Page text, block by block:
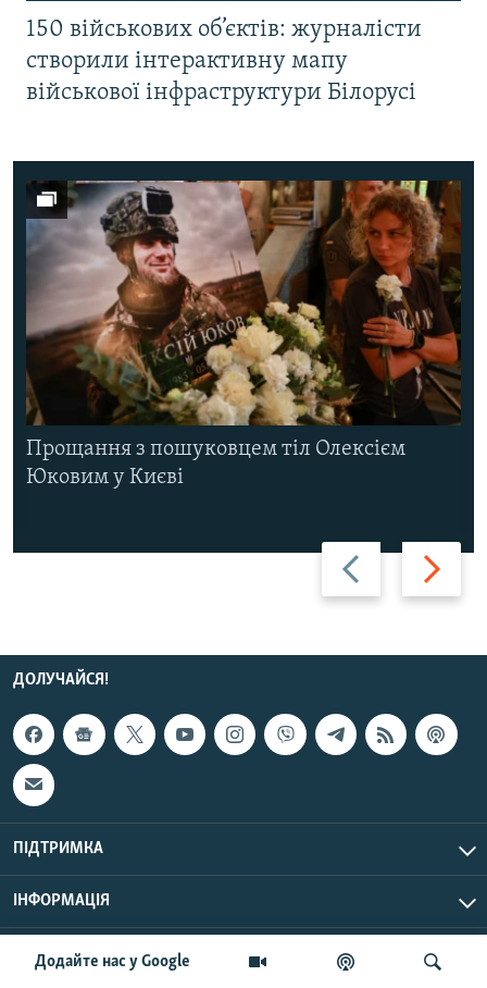
Додайте нас у Google
150 військових об’єктів: журналісти
створили інтерактивну мапу
військової інфраструктури Білорусі
Назад Вперед
Прощання з пошуковцем тіл Олексієм
Юковим у Києві
ДОЛУЧАЙСЯ!
ПІДТРИМКА
ІНФОРМАЦІЯ
© Радіо Свобода, 2026 | Усі права застережено.
UTC+3